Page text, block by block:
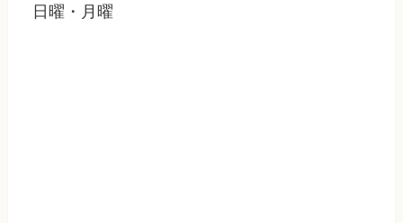
日曜・月曜